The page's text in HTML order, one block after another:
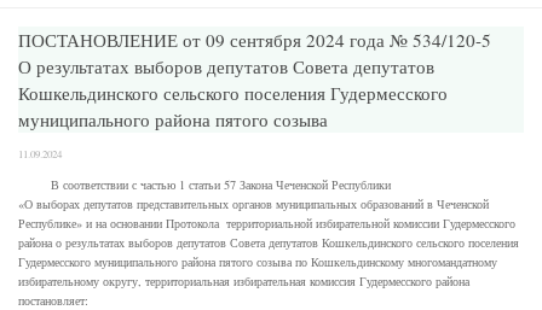
ПОСТАНОВЛЕНИЕ от 09 сентября 2024 года № 534/120-5
О результатах выборов депутатов Совета депутатов
Кошкельдинского сельского поселения Гудермесского
муниципального района пятого созыва
11.09.2024
В соответствии с частью 1 статьи 57 Закона Чеченской Республики
«О выборах депутатов представительных органов муниципальных образований в Чеченской
Республике» и на основании Протокола территориальной избирательной комиссии Гудермесского
района о результатах выборов депутатов Совета депутатов Кошкельдинского сельского поселения
Гудермесского муниципального района пятого созыва по Кошкельдинскому многомандатному
избирательному округу, территориальная избирательная комиссия Гудермесского района
постановляет: